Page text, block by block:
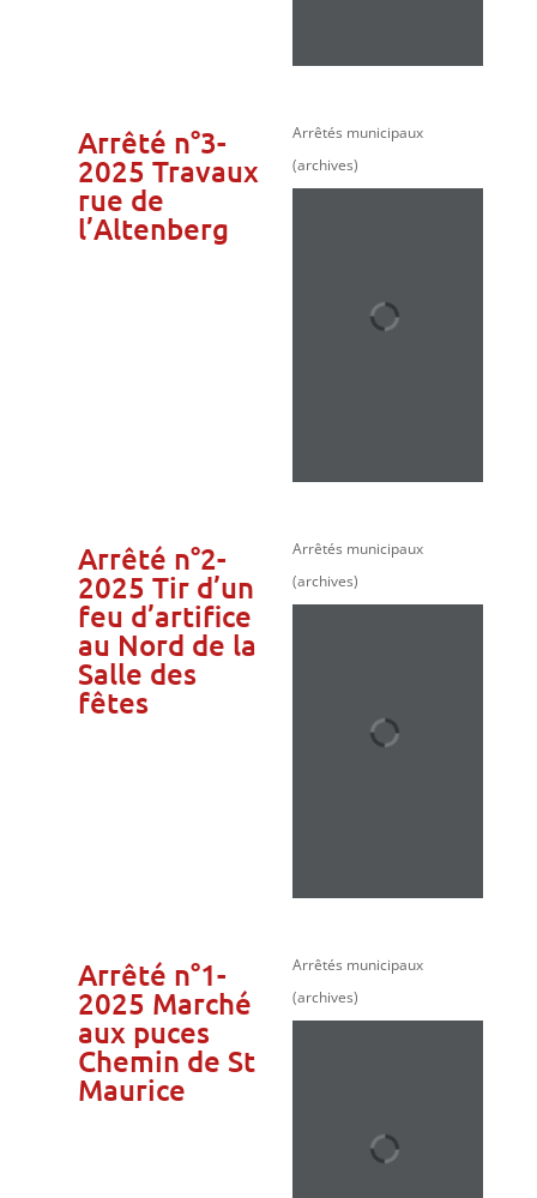
Arrêté n°3-
2025 Travaux
rue de
l’Altenberg
Arrêtés municipaux
(archives)
Arrêté n°2-
2025 Tir d’un
feu d’artifice
au Nord de la
Salle des
fêtes
Arrêtés municipaux
(archives)
Arrêté n°1-
2025 Marché
aux puces
Chemin de St
Maurice
Arrêtés municipaux
(archives)